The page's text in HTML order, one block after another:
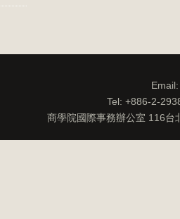
Tel: +886-2-
商學院國際事務辦公室 116台